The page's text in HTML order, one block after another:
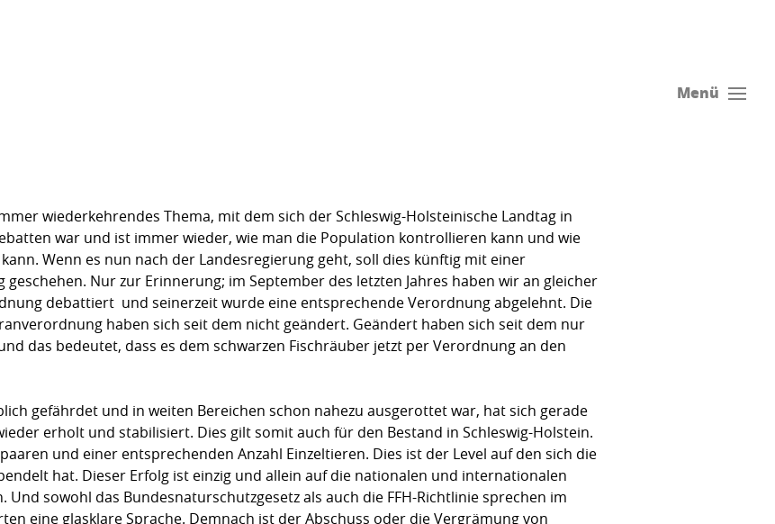
Menü
wiederkehrendes Thema, mit dem sich der Schleswig-Holsteinische Landtag in
war und ist immer wieder, wie man die Population kontrollieren kann und wie
Wenn es nun nach der Landesregierung geht, soll dies künftig mit einer
Nur zur Erinnerung; im September des letzten Jahres haben wir an gleicher
debattiert  und seinerzeit wurde eine entsprechende Verordnung abgelehnt. Die
haben sich seit dem nicht geändert. Geändert haben sich seit dem nur
das bedeutet, dass es dem schwarzen Fischräuber jetzt per Verordnung an den
gefährdet und in weiten Bereichen schon nahezu ausgerottet war, hat sich gerade
erholt und stabilisiert. Dies gilt somit auch für den Bestand in Schleswig-Holstein.
und einer entsprechenden Anzahl Einzeltieren. Dies ist der Level auf den sich die
hat. Dieser Erfolg ist einzig und allein auf die nationalen und internationalen
sowohl das Bundesnaturschutzgesetz als auch die FFH-Richtlinie sprechen im
eine glasklare Sprache. Demnach ist der Abschuss oder die Vergrämung von